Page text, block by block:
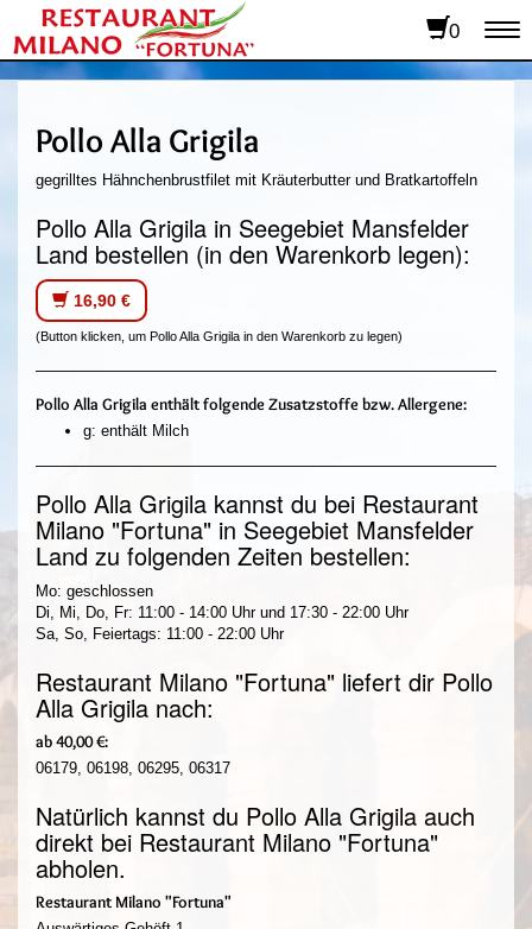
0
Pollo Alla Grigila
gegrilltes Hähnchenbrustfilet mit Kräuterbutter und Bratkartoffeln
Pollo Alla Grigila in Seegebiet Mansfelder
Land bestellen (in den Warenkorb legen):
16,90 €
(Button klicken, um Pollo Alla Grigila in den Warenkorb zu legen)
Pollo Alla Grigila enthält folgende Zusatzstoffe bzw. Allergene:
g: enthält Milch
Pollo Alla Grigila kannst du bei Restaurant
Milano "Fortuna" in Seegebiet Mansfelder
Land zu folgenden Zeiten bestellen:
Mo: geschlossen
Di, Mi, Do, Fr: 11:00 - 14:00 Uhr und 17:30 - 22:00 Uhr
Sa, So, Feiertags: 11:00 - 22:00 Uhr
Restaurant Milano "Fortuna" liefert dir Pollo
Alla Grigila nach:
ab 40,00 €:
06179, 06198, 06295, 06317
Natürlich kannst du Pollo Alla Grigila auch
direkt bei Restaurant Milano "Fortuna"
abholen.
Restaurant Milano "Fortuna"